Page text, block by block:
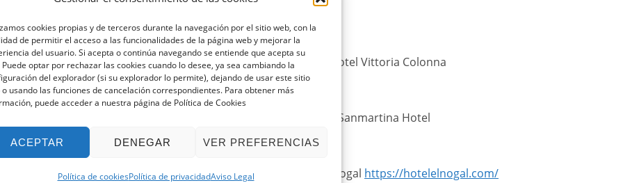
cookies propias y de terceros durante la navegación por el sitio web, con la
de permitir el acceso a las funcionalidades de la página web y mejorar la
del usuario. Si acepta o continúa navegando se entiende que acepta su
Puede optar por rechazar las cookies cuando lo desee, ya sea cambiando la
del explorador (si su explorador lo permite), dejando de usar este sitio
o usando las funciones de cancelación correspondientes. Para obtener más
puede acceder a nuestra página de Política de Cookies
ACEPTAR DENEGAR VER PREFERENCIAS
Política de cookiesPolítica de privacidadAviso Legal
ALOJAMIENTO:
Noche del jueves en Medina de Rioseco: Hotel Vittoria Colonna
https://www.hotelvittoriacolonna.es/
Noche del viernes en Becerril de Campos: Sanmartina Hotel
https://www.sanmartinahotel.com/
Noche del sábado en Valladolid: Hotel El Nogal https://hotelelnogal.com/